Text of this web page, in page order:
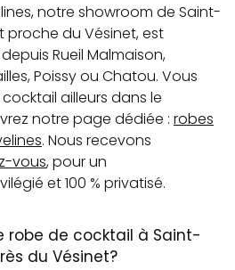
notre showroom de Saint-
du Vésinet, est
Rueil Malmaison,
Poissy ou Chatou. Vous
ailleurs dans le
notre page dédiée : robes
. Nous recevons
vous, pour un
et 100 % privatisé.
robe de cocktail à Saint-
du Vésinet?